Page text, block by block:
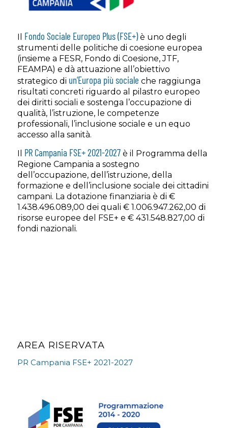
Il Fondo Sociale Europeo Plus (FSE+)è uno degli
strumenti delle politiche di coesione europea
(insieme a FESR, Fondo di Coesione, JTF,
FEAMPA) e dà attuazione all’obiettivo
strategico di un’Europa più sociale che raggiunga
risultati concreti riguardo al pilastro europeo
dei diritti sociali e sostenga l’occupazione di
qualità, l’istruzione, le competenze
professionali, l’inclusione sociale e un equo
accesso alla sanità.
Il PR Campania FSE+ 2021-2027è il Programma della
Regione Campania a sostegno
dell’occupazione, dell’istruzione, della
formazione e dell’inclusione sociale dei cittadini
campani. La dotazione finanziaria è di €
1.438.496.089,00 dei quali € 1.006.947.262,00 di
risorse europee del FSE+ e € 431.548.827,00 di
fondi nazionali.
AREA RISERVATA
PR Campania FSE+ 2021-2027